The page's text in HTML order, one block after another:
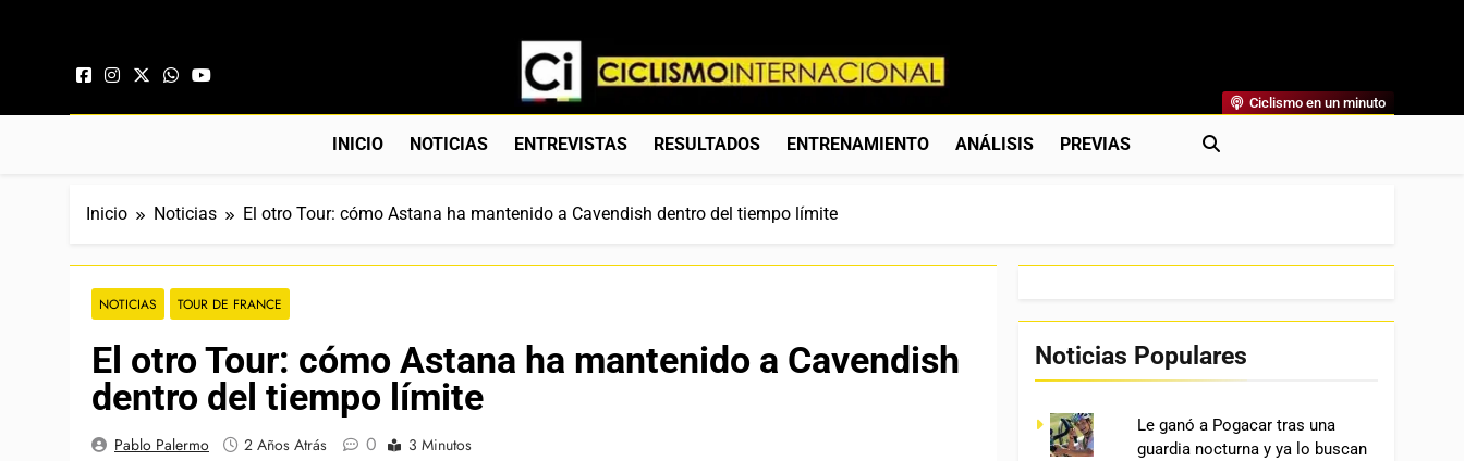
Ciclismo Internacional
Web Dedicada Al Ciclismo Mundial. Entrevistas, Análisis, Crónicas, Previas Y Más. La Web Ciclista De Referencia.
Ciclismo en un minuto
INICIO NOTICIAS ENTREVISTAS RESULTADOS ENTRENAMIENTO ANÁLISIS PREVIAS
Inicio Noticias El otro Tour: cómo Astana ha mantenido a Cavendish dentro del tiempo límite
NOTICIAS TOUR DE FRANCE
El otro Tour: cómo Astana ha mantenido a Cavendish
dentro del tiempo límite
Pablo Palermo 2 Años Atrás 0 3 Minutos
Noticias Populares
Le ganó a Pogacar tras una
guardia nocturna y ya lo buscan